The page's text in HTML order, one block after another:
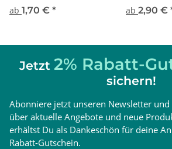
ab 1,70 € * ab 2,90 €
Jetzt 2% Rabatt-
sichern!
Abonniere jetzt unseren Newsletter und
über aktuelle Angebote und neue
erhältst Du als Dankeschön für deine
Rabatt-Gutschein.